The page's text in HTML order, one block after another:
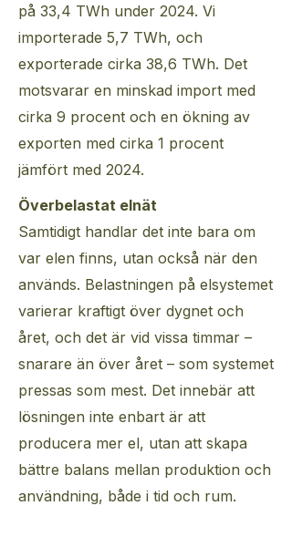
på 33,4 TWh under 2024. Vi
importerade 5,7 TWh, och
exporterade cirka 38,6 TWh. Det
motsvarar en minskad import med
cirka 9 procent och en ökning av
exporten med cirka 1 procent
jämfört med 2024.
Överbelastat elnät
Samtidigt handlar det inte bara om
var elen finns, utan också när den
används. Belastningen på elsystemet
varierar kraftigt över dygnet och
året, och det är vid vissa timmar –
snarare än över året – som systemet
pressas som mest. Det innebär att
lösningen inte enbart är att
producera mer el, utan att skapa
bättre balans mellan produktion och
användning, både i tid och rum.